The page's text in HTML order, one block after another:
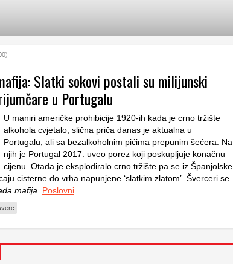
Slatki sokovi postali su milijunski
u Portugalu
U maniri američke prohibicije 1920-ih kada je crno tržište
alkohola cvjetalo, slična priča danas je aktualna u
Portugalu, ali sa bezalkoholnim pićima prepunim šećera. Na
njih je Portugal 2017. uveo porez koji poskupljuje konačnu
cijenu. Otada je eksplodiralo crno tržište pa se iz Španjolske
cisterne do vrha napunjene ‘slatkim zlatom’. Šverceri se
mafija Poslovni